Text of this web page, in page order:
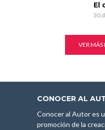
El
30
VER MÁS
CONOCER AL
Conocer al Autor es
promoción de la